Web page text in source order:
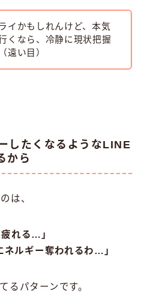
イかもしれんけど、本気
くなら、冷静に現状把握
遠い目）
したくなるようなLINE
から
は、
れる…」
ネルギー奪われるわ…」
るパターンです。